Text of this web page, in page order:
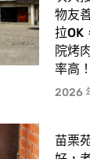
物友
拉OK
院烤
率高！
2026
苗栗